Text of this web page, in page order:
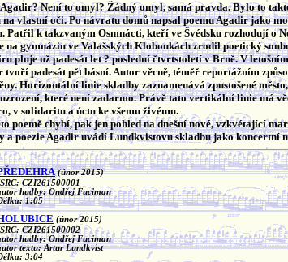
Není to omyl? Žádný omyl, samá pravda. Bylo to
vlastní oči. Po návratu domů napsal poemu Agadir jako
Patřil k takzvaným Osmnácti, kteří ve Švédsku rozhodují o
na gymnáziu ve Valašských Kloboukách zrodil poetický
pluje už padesát let ? poslední čtvrtstoletí v Brně. V
tvoří padesát pět básní. Autor věcně, téměř reportážním
Horizontální linie skladby zaznamenává zpustošené
které není zadarmo. Právě tato vertikální linie má
v solidaritu a úctu ke všemu živému.
poemě chybí, pak jen pohled na dnešní nové, vzkvétající
a poezie Agadir uvádí Lundkvistovu skladbu jako koncertní
(únor 2015)
CZI261500001
hudby: Ondřej Fuciman
1:05
(únor 2015)
CZI261500002
hudby: Ondřej Fuciman
textu: Artur Lundkvist
3:04